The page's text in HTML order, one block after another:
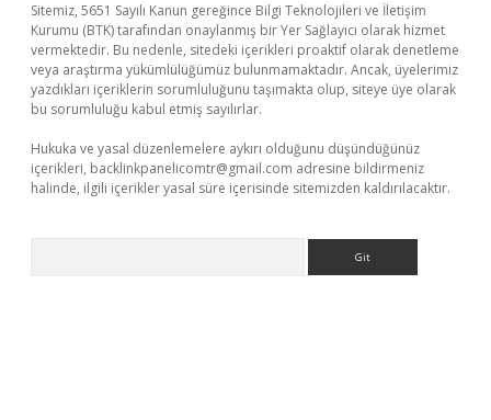
Sitemiz, 5651 Sayılı Kanun gereğince Bilgi Teknolojileri ve İletişim
Kurumu (BTK) tarafından onaylanmış bir Yer Sağlayıcı olarak hizmet
vermektedir. Bu nedenle, sitedeki içerikleri proaktif olarak denetleme
veya araştırma yükümlülüğümüz bulunmamaktadır. Ancak, üyelerimiz
yazdıkları içeriklerin sorumluluğunu taşımakta olup, siteye üye olarak
bu sorumluluğu kabul etmiş sayılırlar.
Hukuka ve yasal düzenlemelere aykırı olduğunu düşündüğünüz
içerikleri, backlinkpanelicomtr@gmail.com adresine bildirmeniz
halinde, ilgili içerikler yasal süre içerisinde sitemizden kaldırılacaktır.